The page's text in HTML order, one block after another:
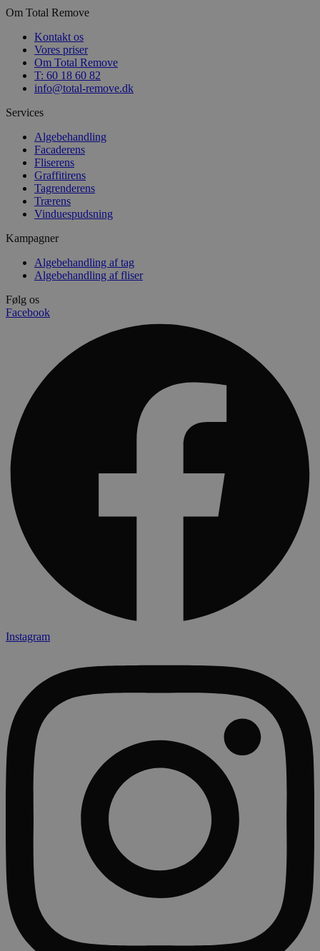
Om Total Remove
Kontakt os
Vores priser
Om Total Remove
T: 60 18 60 82
info@total-remove.dk
Services
Algebehandling
Facaderens
Fliserens
Graffitirens
Tagrenderens
Trærens
Vinduespudsning
Kampagner
Algebehandling af tag
Algebehandling af fliser
Følg os
Facebook
Instagram